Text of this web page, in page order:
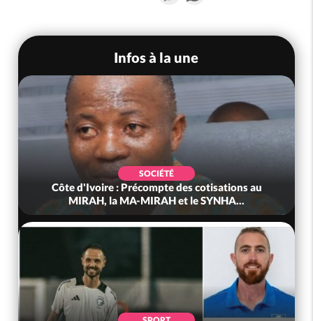
Infos à la une
SOCIÉTÉ
Côte d'Ivoire : Précompte des cotisations au
MIRAH, la MA-MIRAH et le SYNHA...